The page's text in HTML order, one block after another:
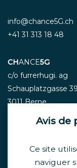
Avis de
Ce site
naviguer
info@chance5G.ch
+41 31 313 18 48
CHANCE5G
c/o furrerhugi. ag
Schauplatzgasse 39
3011 Berne